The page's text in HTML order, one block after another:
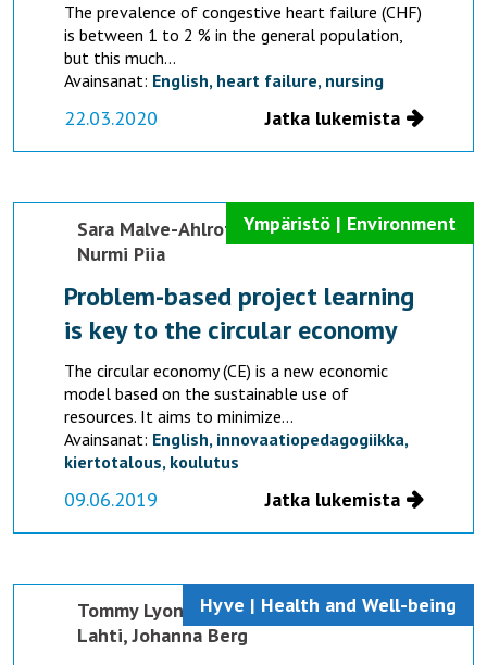
The prevalence of congestive heart failure (CHF)
is between 1 to 2 % in the general population,
but this much...
Avainsanat: English, heart failure, nursing
22.03.2020 Jatka lukemista
Ympäristö | Environment
Sara Malve-Ahlroth,Jenni Suominen,
Nurmi Piia
Problem-based project learning
is key to the circular economy
The circular economy (CE) is a new economic
model based on the sustainable use of
resources. It aims to minimize...
Avainsanat: English, innovaatiopedagogiikka,
kiertotalous, koulutus
09.06.2019 Jatka lukemista
Hyve | Health and Well-being
Tommy Lyons,Dilukshi Soysa,Mari
Lahti,Johanna Berg